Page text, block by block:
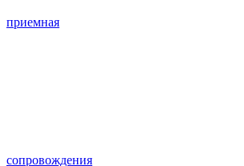
приемная
сопровождения